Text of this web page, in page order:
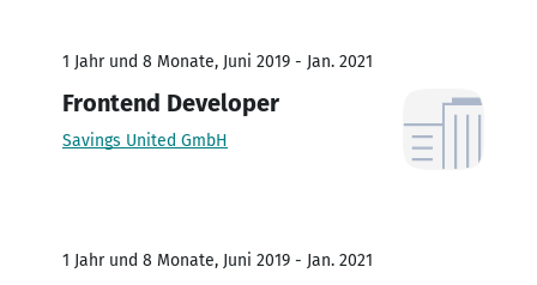
1 Jahr und 8 Monate, Juni 2019 - Jan. 2021
Frontend Developer
Savings United GmbH
1 Jahr und 8 Monate, Juni 2019 - Jan. 2021